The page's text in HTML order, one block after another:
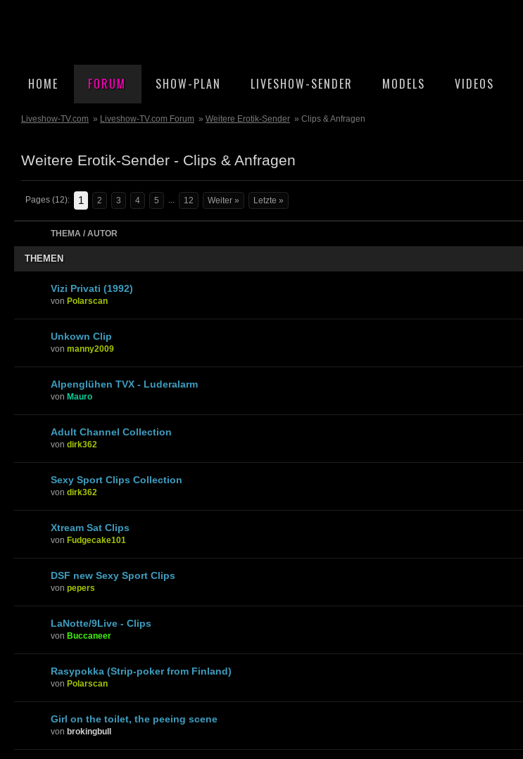
HOME FORUM SHOW-PLAN LIVESHOW-SENDER MODELS VIDEOS
Liveshow-TV.com » Liveshow-TV.com Forum » Weitere Erotik-Sender » Clips & Anfragen
Weitere Erotik-Sender - Clips & Anfragen
Pages (12): 1 2 3 4 5 ... 12 Weiter » Letzte »
THEMA / AUTOR
THEMEN
Vizi Privati (1992)
von Polarscan
Unkown Clip
von manny2009
Alpenglühen TVX - Luderalarm
von Mauro
Adult Channel Collection
von dirk362
Sexy Sport Clips Collection
von dirk362
Xtream Sat Clips
von Fudgecake101
DSF new Sexy Sport Clips
von pepers
LaNotte/9Live - Clips
von Buccaneer
Rasypokka (Strip-poker from Finland)
von Polarscan
Girl on the toilet, the peeing scene
von brokingbull